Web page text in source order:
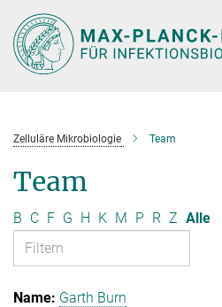
Hauptinhalt
Zelluläre Mikrobiologie Team
Team
B C F G H K M P R Z Alle
Garth Burn